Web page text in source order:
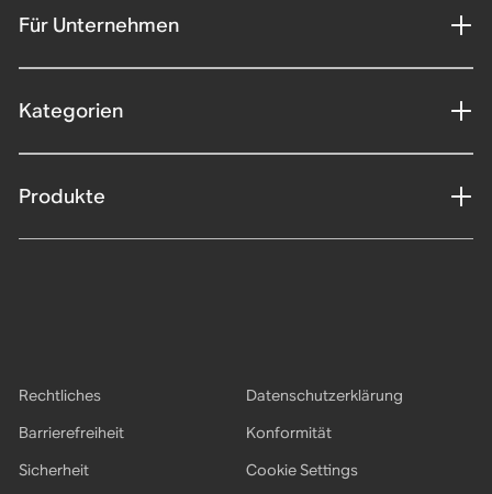
Für Unternehmen
Kategorien
Produkte
Rechtliches
Datenschutzerklärung
Barrierefreiheit
Konformität
Sicherheit
Cookie Settings